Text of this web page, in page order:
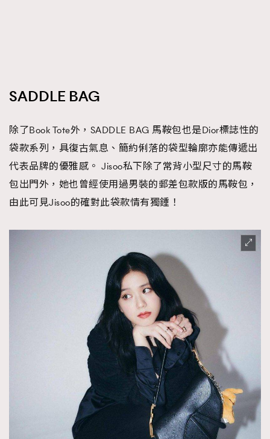
TRENDING
SADDLE BAG
除了Book Tote外，SADDLE BAG 馬鞍包也是Dior標誌性的
袋款系列，具復古氣息、簡約俐落的袋型輪廓亦能傳遞出
代表品牌的優雅感。 Jisoo私下除了常背小型尺寸的馬鞍
包出門外，她也曾經使用過男裝的郵差包款版的馬鞍包，
由此可見Jisoo的確對此袋款情有獨鍾！